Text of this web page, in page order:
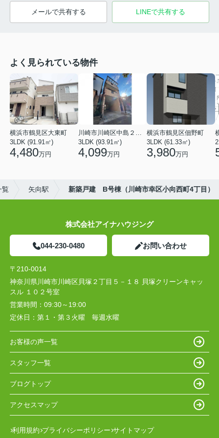
メールで共有する LINEで共有する
よく見られている物件
横浜市鶴見区大東町
3LDK (91.91㎡)
4,480万円
川崎市川崎区中島２丁目
3LDK (93.91㎡)
4,099万円
横浜市鶴見区佃野町
3LDK (61.33㎡)
3,980万円
覧 矢向駅 新築戸建 B号棟（川崎市幸区小向西町4丁目）
株式会社アイナハウジング
044-230-0480 お問い合わせ
〒210-0014
神奈川県川崎市川崎区貝塚２丁目５－１８ 貝塚クリーンキャッ
スル １０２号室
営業時間： 09:30～19:00
定休日： 第１・第３火曜 毎週水曜
お客様の声一覧
スタッフ一覧
ブログトップ
アクセスマップ
利用規約 プライバシーポリシー サイトマップ